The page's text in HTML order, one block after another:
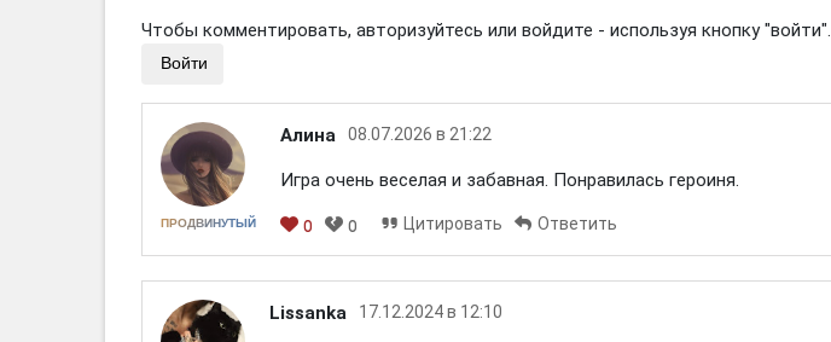
Чтобы комментировать, авторизуйтесь или войдите - используя кнопку "войти".
Войти
ПРОДВИНУТЫЙ
Алина 08.07.2026 в 21:22
Игра очень веселая и забавная. Понравилась героиня.
0 0 Цитировать Ответить
Lissanka 17.12.2024 в 12:10